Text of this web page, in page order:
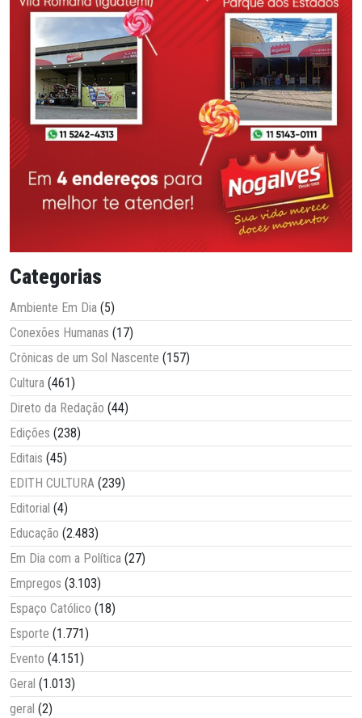
Categorias
Ambiente Em Dia (5)
Conexões Humanas (17)
Crônicas de um Sol Nascente (157)
Cultura (461)
Direto da Redação (44)
Edições (238)
Editais (45)
EDITH CULTURA (239)
Editorial (4)
Educação (2.483)
Em Dia com a Política (27)
Empregos (3.103)
Espaço Católico (18)
Esporte (1.771)
Evento (4.151)
Geral (1.013)
geral (2)